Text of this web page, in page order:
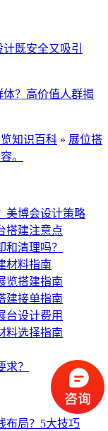
既安全又吸引
？高价值人群揭
知识百科 » 展位搭
。
美博会设计策略
搭建注意点
清理吗？
材料指南
览搭建指南
建接单指南
台设计费用
料选择指南
？
布局？5大技巧